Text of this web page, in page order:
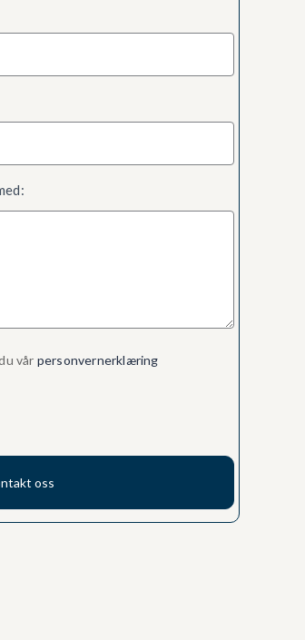
vår personvernerklæring
oss